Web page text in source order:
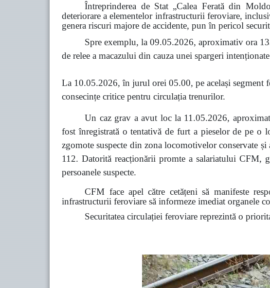
Întreprinderea de Stat „Calea Ferată din
deteriorare a elementelor infrastructurii feroviare,
genera riscuri majore de accidente, pun în pericol
Spre exemplu, la 09.05.2026, aproximativ ora
de relee a macazului din cauza unei spargeri
La 10.05.2026, în jurul orei 05.00, pe același segment
consecințe critice pentru circulația trenurilor.
Un caz grav a avut loc la 11.05.2026,
fost înregistrată o tentativă de furt a pieselor de pe
zgomote suspecte din zona locomotivelor conservate
112. Datorită reacționării promte a salariatului
persoanele suspecte.
CFM face apel către cetățeni să manifeste
infrastructurii feroviare să informeze imediat organele
Securitatea circulației feroviare reprezintă o